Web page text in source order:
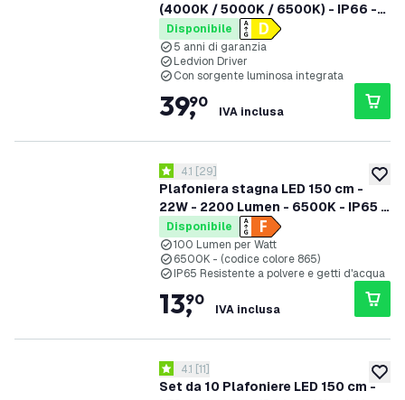
(4000K / 5000K / 6500K) - IP66 -
Powerswitch (50W / 42W / 35W /
28W) - 150 lm/W - Ledvion Driver -
5 anni di garanzia
Disponibile
5 anni di garanzia
Ledvion Driver
Con sorgente luminosa integrata
39,
90
IVA inclusa
Plafoniera stagna LED 150 cm -
22W - 2200 Lumen - 6500K - IP65 -
con 1 tubo LED
apri il cassetto delle recensioni
4.1 stelle di valutazione
4.1 [29]
Disponibile
100 Lumen per Watt
6500K - (codice colore 865)
IP65 Resistente a polvere e getti d'acqua
13,
90
IVA inclusa
Set da 10 Plafoniere LED 150 cm -
apri il cassetto delle recensioni
4.1 stelle di valutazione
4.1 [11]